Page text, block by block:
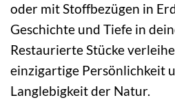
oder mit Stoffbezügen in
Geschichte und Tiefe in
Restaurierte Stücke
einzigartige Persönlichkeit
Langlebigkeit der Natur.